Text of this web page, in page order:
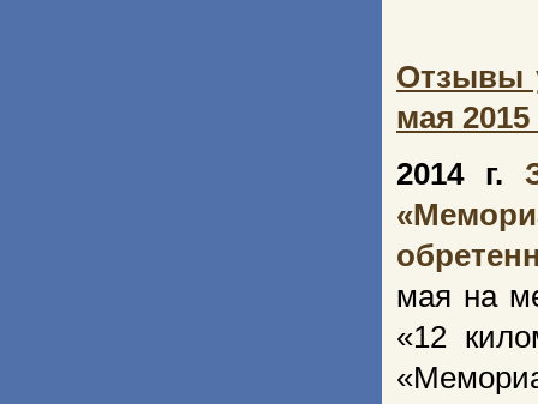
Отзывы
мая 2015
2014 г.
мая на
«12